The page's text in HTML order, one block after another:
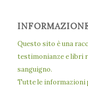
Questo sito è una
testimonianze e libri
sanguigno.
Tutte le informazioni